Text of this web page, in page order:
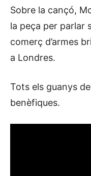
Sobre la cançó,
la peça per parlar
comerç d’armes
a Londres.
Tots els guanys
benèfiques.